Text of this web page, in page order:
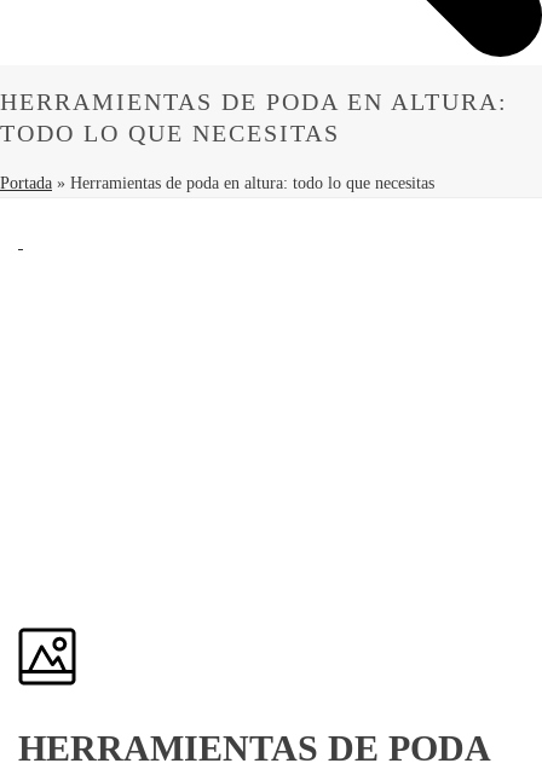
HERRAMIENTAS DE PODA EN ALTURA:
TODO LO QUE NECESITAS
Portada » Herramientas de poda en altura: todo lo que necesitas
HERRAMIENTAS DE PODA